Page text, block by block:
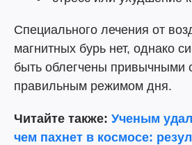
Специального лечения от
магнитных бурь нет, однако
быть облегчены привычными
правильным режимом дня.
Читайте также: Ученым
чем пахнет в космосе: